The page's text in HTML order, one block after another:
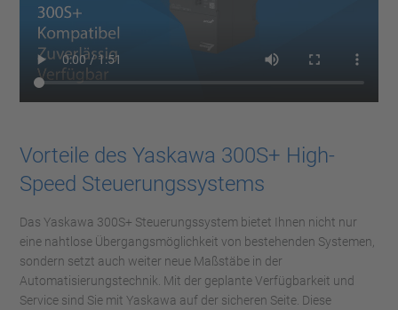
Vorteile des Yaskawa 300S+ High-
Speed Steuerungssystems
Das Yaskawa 300S+ Steuerungssystem bietet Ihnen nicht nur
eine nahtlose Übergangsmöglichkeit von bestehenden Systemen,
sondern setzt auch weiter neue Maßstäbe in der
Automatisierungstechnik. Mit der geplante Verfügbarkeit und
Service sind Sie mit Yaskawa auf der sicheren Seite. Diese